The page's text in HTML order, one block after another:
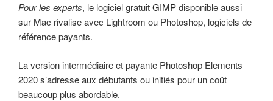
Pour les experts, le logiciel gratuitGIMPdisponible aussi
sur Mac rivalise avec Lightroom ou Photoshop, logiciels de
référence payants.
La version intermédiaire et payante Photoshop Elements
2020 s’adresse aux débutants ou initiés pour un coût
beaucoup plus abordable.